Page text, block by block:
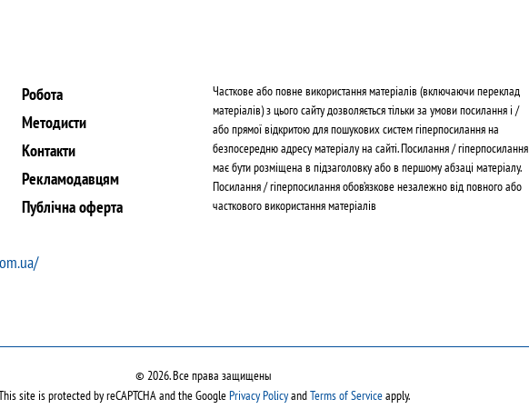
Робота
Методисти
Контакти
Рекламодавцям
Публічна оферта
Часткове або повне використання матеріалів (включаючи переклад
матеріалів) з цього сайту дозволяється тільки за умови посилання і /
або прямої відкритою для пошукових систем гіперпосилання на
безпосередню адресу матеріалу на сайті. Посилання / гіперпосилання
має бути розміщена в підзаголовку або в першому абзаці матеріалу.
Посилання / гіперпосилання обов’язкове незалежно від повного або
часткового використання матеріалів
© 2026. Все права защищены
site is protected by reCAPTCHA and the GooglePrivacy PolicyandTerms of Serviceapply.